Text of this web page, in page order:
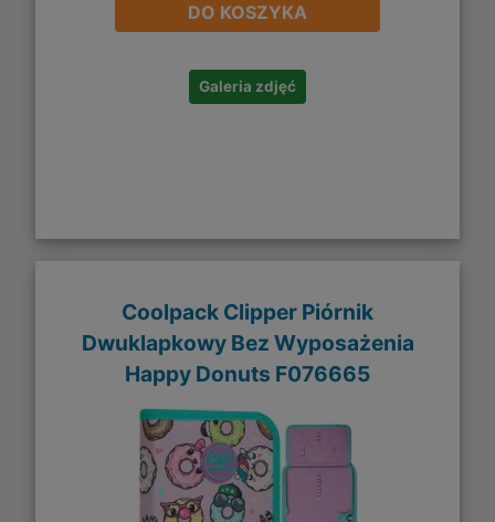
DO KOSZYKA
Galeria zdjęć
Coolpack Clipper Piórnik
Dwuklapkowy Bez Wyposażenia
Happy Donuts F076665